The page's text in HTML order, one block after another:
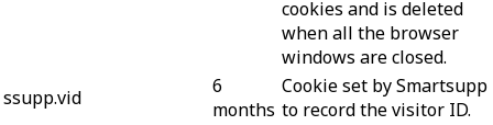
cookies and is deleted
when all the browser
windows are closed.
ssupp.vid
6
months
Cookie set by Smartsupp
to record the visitor ID.